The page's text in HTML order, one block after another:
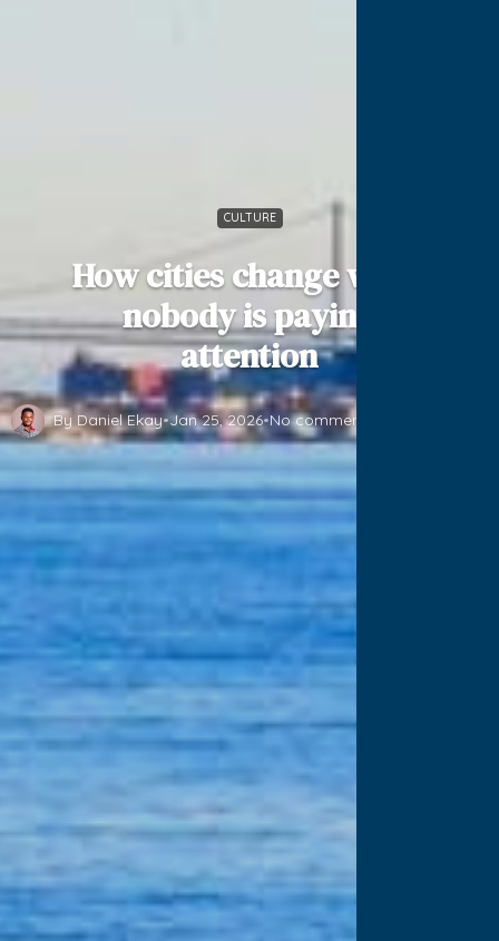
CULTURE
How cities change when
nobody is paying
attention
By Daniel Ekay•Jan 25, 2026•No comments yet